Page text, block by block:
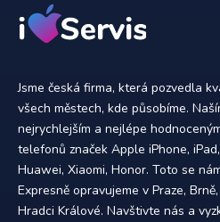
Jsme česká firma, která pozvedla
všech městech, kde působíme.
nejrychlejším a nejlépe
telefonů značek Apple iPhone,
Huawei, Xiaomi, Honor. Toto se
Expresně opravujeme v Praze,
Hradci Králové. Navštivte nás a